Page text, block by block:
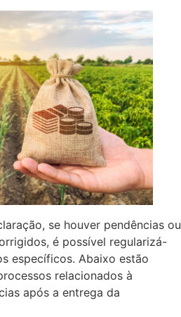
se houver pendências ou
é possível regularizá-
específicos. Abaixo estão
relacionados à
após a entrega da